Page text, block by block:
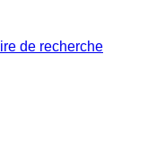
de recherche